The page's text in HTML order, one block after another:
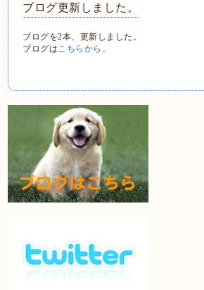
ブログ更新しました。
ブログを2本、更新しました。
ブログは こちらから。